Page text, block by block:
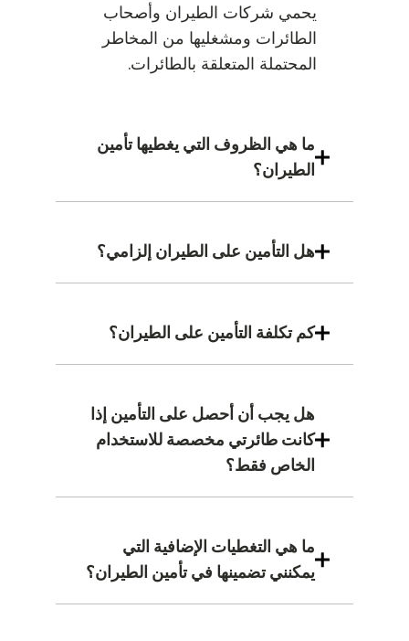
يحمي شركات الطيران وأصحاب
الطائرات ومشغليها من المخاطر
المحتملة المتعلقة بالطائرات.
ما هي الظروف التي يغطيها تأمين
الطيران؟
هل التأمين على الطيران إلزامي؟
كم تكلفة التأمين على الطيران؟
هل يجب أن أحصل على التأمين إذا
كانت طائرتي مخصصة للاستخدام
الخاص فقط؟
ما هي التغطيات الإضافية التي
يمكنني تضمينها في تأمين الطيران؟